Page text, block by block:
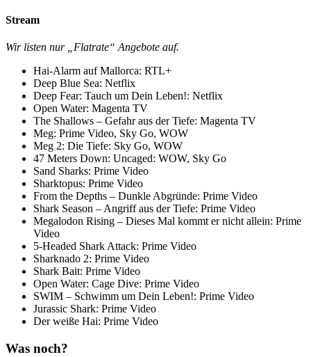
Stream
Wir listen nur „Flatrate“ Angebote auf.
Hai-Alarm auf Mallorca: RTL+
Deep Blue Sea: Netflix
Deep Fear: Tauch um Dein Leben!: Netflix
Open Water: Magenta TV
The Shallows – Gefahr aus der Tiefe: Magenta TV
Meg: Prime Video, Sky Go, WOW
Meg 2: Die Tiefe: Sky Go, WOW
47 Meters Down: Uncaged: WOW, Sky Go
Sand Sharks: Prime Video
Sharktopus: Prime Video
From the Depths – Dunkle Abgründe: Prime Video
Shark Season – Angriff aus der Tiefe: Prime Video
Megalodon Rising – Dieses Mal kommt er nicht allein: Prime
Video
5-Headed Shark Attack: Prime Video
Sharknado 2: Prime Video
Shark Bait: Prime Video
Open Water: Cage Dive: Prime Video
SWIM – Schwimm um Dein Leben!: Prime Video
Jurassic Shark: Prime Video
Der weiße Hai: Prime Video
Was noch?